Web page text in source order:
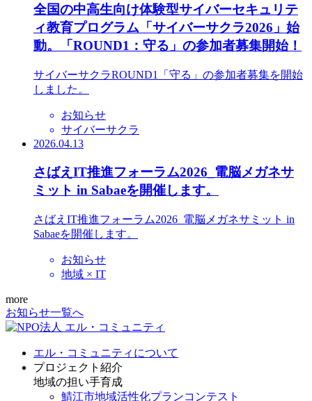
全国の中高生向け体験型サイバーセキュリテ
ィ教育プログラム「サイバーサクラ2026」始
動。「ROUND1：守る」の参加者募集開始！
サイバーサクラROUND1「守る」の参加者募集を開始
しました。
お知らせ
サイバーサクラ
2026.04.13
さばえIT推進フォーラム2026_電脳メガネサ
ミット in Sabaeを開催します。
さばえIT推進フォーラム2026_電脳メガネサミット in
Sabaeを開催します。
お知らせ
地域 × IT
more
お知らせ一覧へ
エル・コミュニティについて
プロジェクト紹介
地域の担い手育成
鯖江市地域活性化プランコンテスト